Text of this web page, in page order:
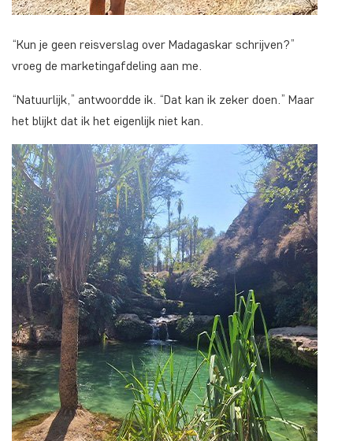
“Kun je geen reisverslag over Madagaskar schrijven?”
vroeg de marketingafdeling aan me.
“Natuurlijk,” antwoordde ik. “Dat kan ik zeker doen.” Maar
het blijkt dat ik het eigenlijk niet kan.